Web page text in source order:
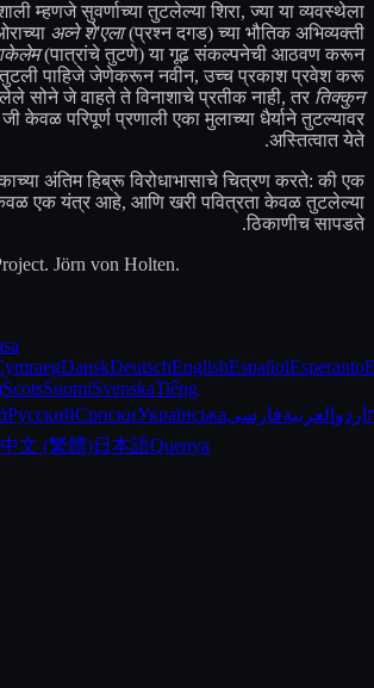
म्हणजे सुवर्णाच्या तुटलेल्या शिरा, ज्या या व्यवस्थेला
अव्ने शे'एला(प्रश्न दगड) च्या भौतिक अभिव्यक्ती
(पात्रांचे तुटणे) या गूढ संकल्पनेची आठवण करून
पाहिजे जेणेकरून नवीन, उच्च प्रकाश प्रवेश करू
सोने जे वाहते ते विनाशाचे प्रतीक नाही, तर तिक्कुन
केवळ परिपूर्ण प्रणाली एका मुलाच्या धैर्याने तुटल्यावर
अस्तित्वात येते.
अंतिम हिब्रू विरोधाभासाचे चित्रण करते: की एक
एक यंत्र आहे, आणि खरी पवित्रता केवळ तुटलेल्या
ठिकाणीच सापडते.
Jörn von Holten.
DanskDeutschEnglishEspañolEsperanto
ScotsSuomiSvenskaTiếng
РусскийСрпскиУкраїнська اردو العربيةفارسی
中文 (繁體)日本語Quenya